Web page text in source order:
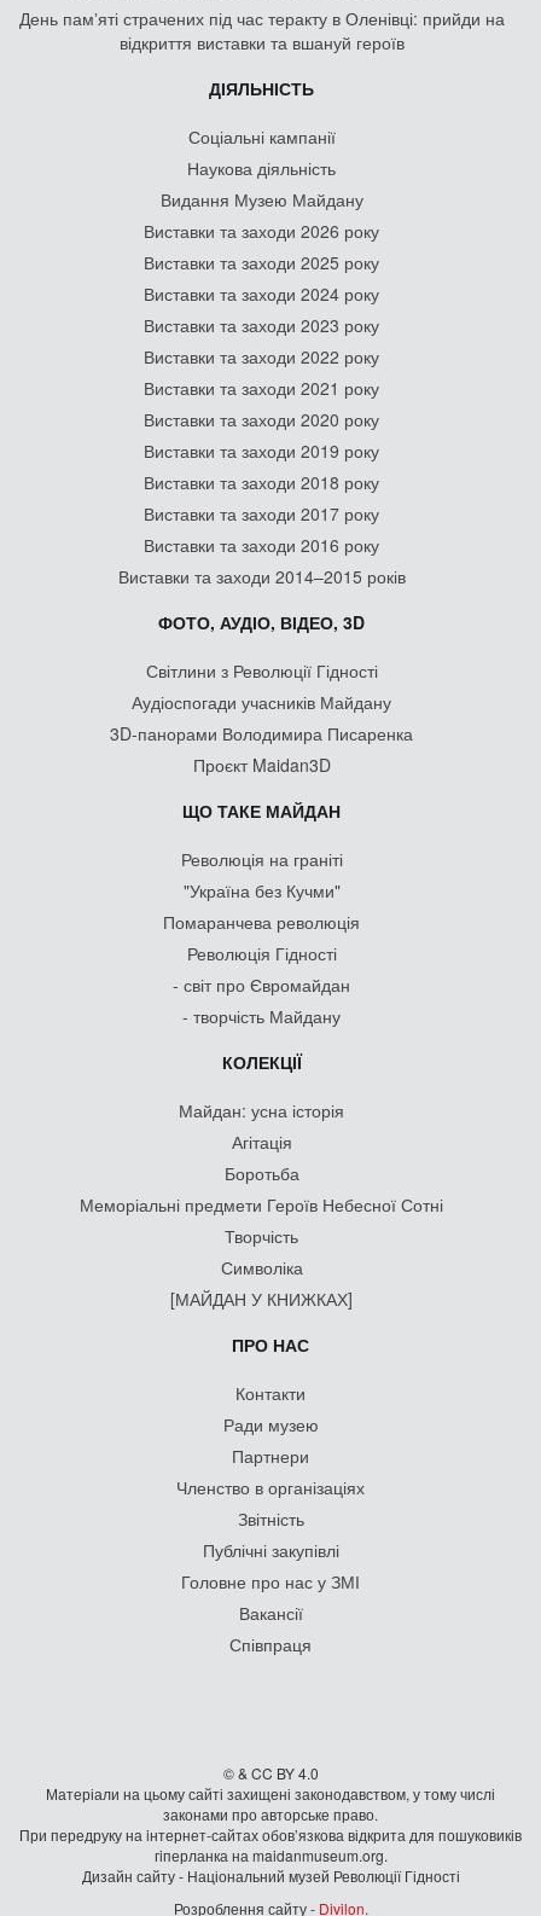
День памʼяті страчених під час теракту в Оленівці: прийди на
відкриття виставки та вшануй героїв
ДІЯЛЬНІСТЬ
Соціальні кампанії
Наукова діяльність
Видання Музею Майдану
Виставки та заходи 2026 року
Виставки та заходи 2025 року
Виставки та заходи 2024 року
Виставки та заходи 2023 року
Виставки та заходи 2022 року
Виставки та заходи 2021 року
Виставки та заходи 2020 року
Виставки та заходи 2019 року
Виставки та заходи 2018 року
Виставки та заходи 2017 року
Виставки та заходи 2016 року
Виставки та заходи 2014–2015 років
ФОТО, АУДІО, ВІДЕО, 3D
Світлини з Революції Гідності
Аудіоспогади учасників Майдану
3D-панорами Володимира Писаренка
Проєкт Maidan3D
ЩО ТАКЕ МАЙДАН
Революція на граніті
"Україна без Кучми"
Помаранчева революція
Революція Гідності
- світ про Євромайдан
- творчість Майдану
КОЛЕКЦІЇ
Майдан: усна історія
Агітація
Боротьба
Меморіальні предмети Героїв Небесної Сотні
Творчість
Символіка
[МАЙДАН У КНИЖКАХ]
ПРО НАС
Контакти
Ради музею
Партнери
Членство в організаціях
Звітність
Публічні закупівлі
Головне про нас у ЗМІ
Вакансії
Співпраця
© & CC BY 4.0
Матеріали на цьому сайті захищені законодавством, у тому числі
законами про авторське право.
При передруку на iнтернет-сайтах обов’язкова відкрита для пошуковиків
гiперланка на maidanmuseum.org.
Дизайн сайту - Національний музей Революції Гідності
Розроблення сайту - Divilon.